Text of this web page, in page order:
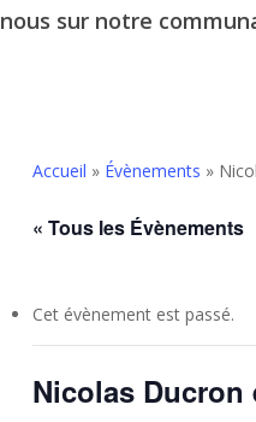
nous sur notre
Accueil » Évènements »
« Tous les Évènements
Cet évènement est passé.
Nicolas Ducron